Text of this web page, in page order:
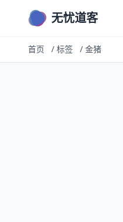
无忧道客
首页 / 标签 / 金猪